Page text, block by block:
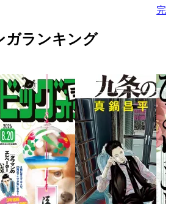
完
ガランキング